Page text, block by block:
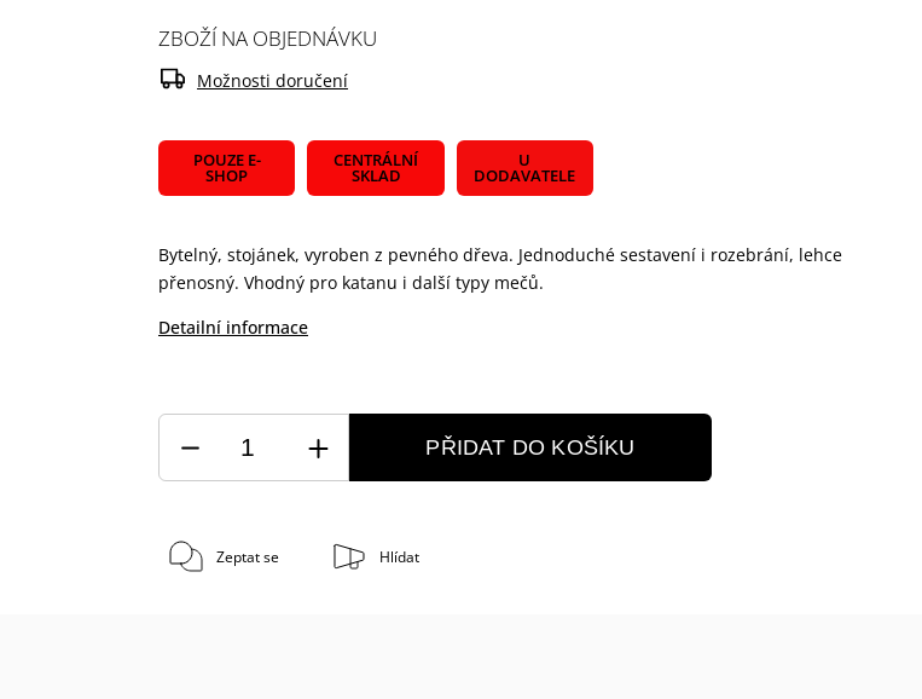
POUZE E-
SHOP
CENTRÁLNÍ
SKLAD
U
DODAVATELE
Bytelný, stojánek, vyroben z pevného dřeva. Jednoduché sestavení i rozebrání, lehce
přenosný. Vhodný pro katanu i další typy mečů.
Detailní informace
ZBOŽÍ NA OBJEDNÁVKU
Možnosti doručení
PŘIDAT DO KOŠÍKU
Zeptat se Hlídat